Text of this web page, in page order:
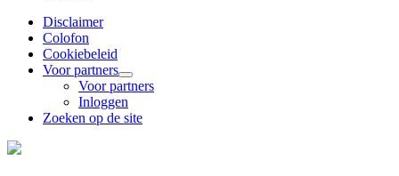
Disclaimer
Colofon
Cookiebeleid
Voor partners
Voor partners
Inloggen
Zoeken op de site